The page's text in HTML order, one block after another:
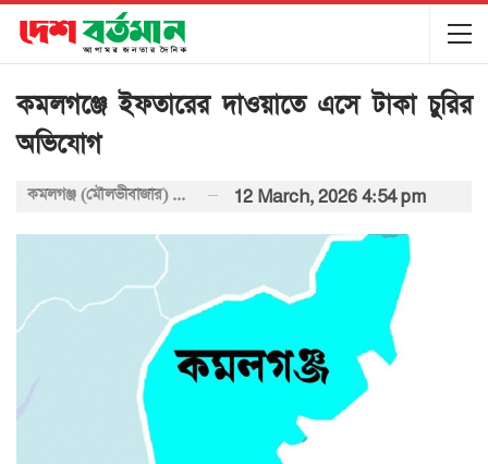
কমলগঞ্জে ইফতারের দাওয়াতে এসে টাকা চুরির
অভিযোগ
কমলগঞ্জ (মৌলভীবাজার) প্রতিনিধি 12 March, 2026 4:54 pm